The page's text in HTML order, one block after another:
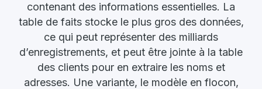
contenant des informations essentielles. La
table de faits stocke le plus gros des données,
ce qui peut représenter des milliards
d’enregistrements, et peut être jointe à la table
des clients pour en extraire les noms et
adresses. Une variante, le modèle en flocon,